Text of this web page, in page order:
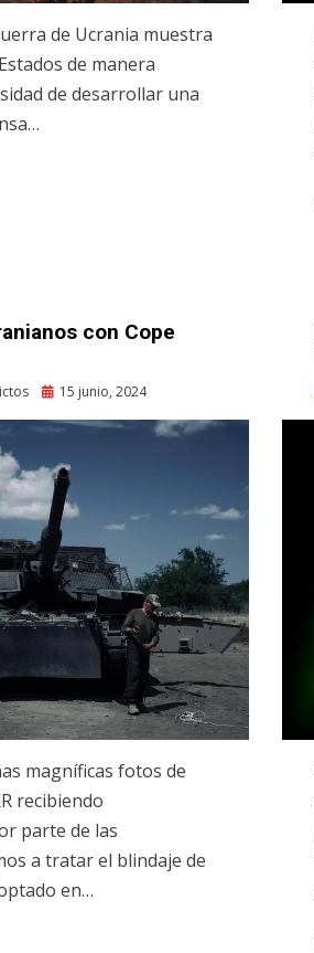
de Ucrania muestra
de manera
de desarrollar una
con Cope
Posted
15 junio, 2024
magníficas fotos de
recibiendo
parte de las
a tratar el blindaje de
en…